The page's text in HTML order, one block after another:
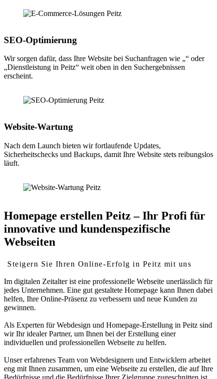
SEO-Optimierung
Wir sorgen dafür, dass Ihre Website bei Suchanfragen wie „“ oder
„Dienstleistung in Peitz“ weit oben in den Suchergebnissen
erscheint.
Website-Wartung
Nach dem Launch bieten wir fortlaufende Updates,
Sicherheitschecks und Backups, damit Ihre Website stets reibungslos
läuft.
Homepage erstellen Peitz – Ihr Profi für
innovative und kundenspezifische
Webseiten
Steigern Sie Ihren Online-Erfolg in Peitz mit uns
Im digitalen Zeitalter ist eine professionelle Webseite unerlässlich für
jedes Unternehmen. Eine gut gestaltete Homepage kann Ihnen dabei
helfen, Ihre Online-Präsenz zu verbessern und neue Kunden zu
gewinnen.
Als Experten für Webdesign und Homepage-Erstellung in Peitz sind
wir Ihr idealer Partner, um Ihnen bei der Erstellung einer
individuellen und professionellen Webseite zu helfen.
Unser erfahrenes Team von Webdesignern und Entwicklern arbeitet
eng mit Ihnen zusammen, um eine Webseite zu erstellen, die auf Ihre
Bedürfnisse und die Bedürfnisse Ihrer Zielgruppe zugeschnitten ist.